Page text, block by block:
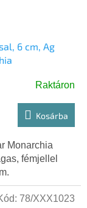
6 cm, Ag
Raktáron
Kosárba
Monarchia
fémjellel
78/XXX1023